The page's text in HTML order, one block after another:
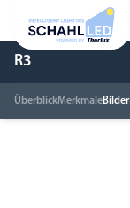
R3
ÜberblickMerkmaleBilder